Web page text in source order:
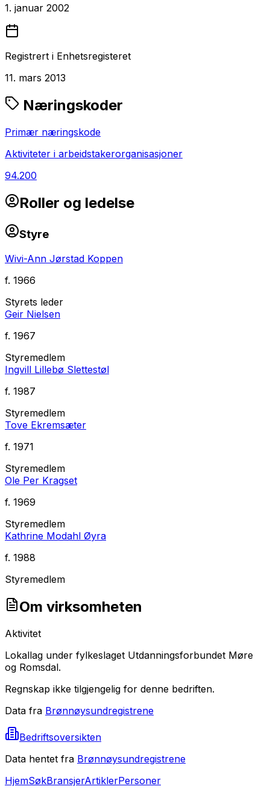
1. januar 2002
Registrert i Enhetsregisteret
11. mars 2013
Næringskoder
Primær næringskode
Aktiviteter i arbeidstakerorganisasjoner
94.200
Roller og ledelse
Styre
Wivi-Ann Jørstad Koppen
f. 1966
Styrets leder
Geir Nielsen
f. 1967
Styremedlem
Ingvill Lillebø Slettestøl
f. 1987
Styremedlem
Tove Ekremsæter
f. 1971
Styremedlem
Ole Per Kragset
f. 1969
Styremedlem
Kathrine Modahl Øyra
f. 1988
Styremedlem
Om virksomheten
Aktivitet
Lokallag under fylkeslaget Utdanningsforbundet Møre
og Romsdal.
Regnskap ikke tilgjengelig for denne bedriften.
Data fra Brønnøysundregistrene
Bedriftsoversikten
Data hentet fra Brønnøysundregistrene
HjemSøkBransjerArtiklerPersoner